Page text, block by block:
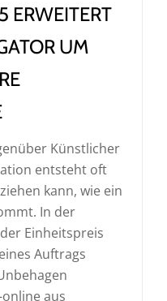
ERWEITERT
UM
Künstlicher
entsteht oft
kann, wie ein
In der
Einheitspreis
Auftrags
aus